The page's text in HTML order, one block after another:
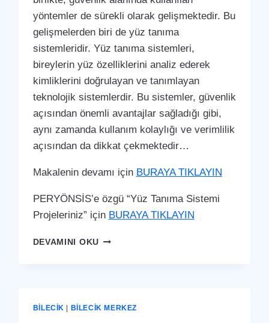
yöntemler de sürekli olarak gelişmektedir. Bu
gelişmelerden biri de yüz tanıma
sistemleridir. Yüz tanıma sistemleri,
bireylerin yüz özelliklerini analiz ederek
kimliklerini doğrulayan ve tanımlayan
teknolojik sistemlerdir. Bu sistemler, güvenlik
açısından önemli avantajlar sağladığı gibi,
aynı zamanda kullanım kolaylığı ve verimlilik
açısından da dikkat çekmektedir…
Makalenin devamı için BURAYA TIKLAYIN
PERYÖNSİS’e özgü “Yüz Tanıma Sistemi
Projeleriniz” için BURAYA TIKLAYIN
DEVAMINI OKUBILECIK
BILECIK BILECIK MERKEZ